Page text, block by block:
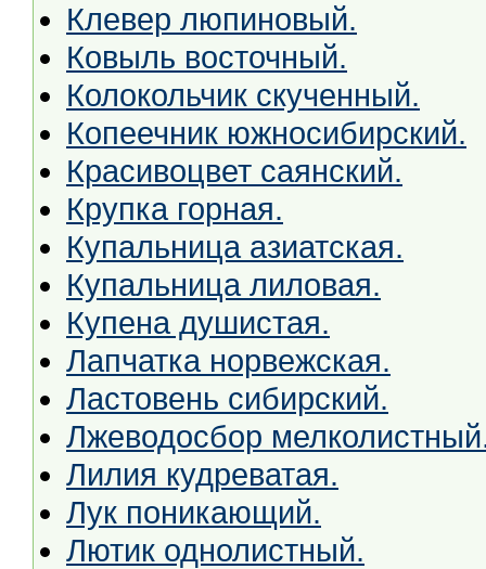
Клевер люпиновый.
Ковыль восточный.
Колокольчик скученный.
Копеечник южносибирский.
Красивоцвет саянский.
Крупка горная.
Купальница азиатская.
Купальница лиловая.
Купена душистая.
Лапчатка норвежская.
Ластовень сибирский.
Лжеводосбор
Лилия кудреватая.
Лук поникающий.
Лютик однолистный.